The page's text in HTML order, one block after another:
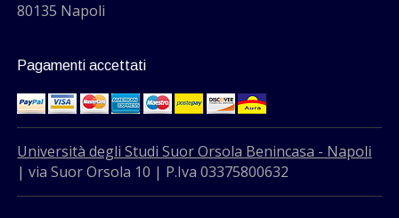
80135 Napoli
Pagamenti accettati
Università degli Studi Suor Orsola Benincasa - Napoli
| via Suor Orsola 10 | P.Iva 03375800632